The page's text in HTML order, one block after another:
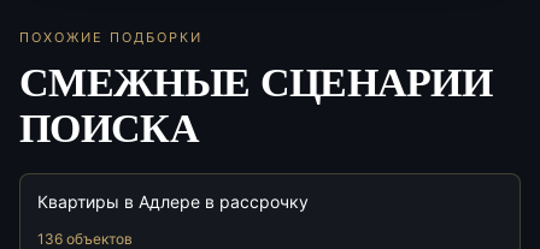
ПОХОЖИЕ ПОДБОРКИ
СМЕЖНЫЕ СЦЕНАРИИ
ПОИСКА
Квартиры в Адлере в рассрочку
136 объектов